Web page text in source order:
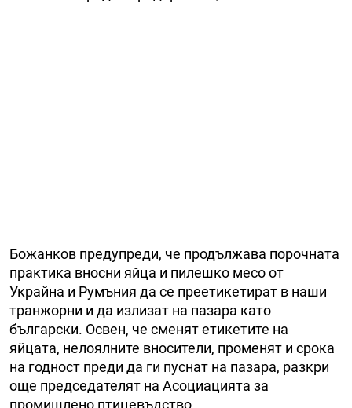
Божанков предупреди, че продължава порочната
практика вносни яйца и пилешко месо от
Украйна и Румъния да се преетикетират в наши
транжорни и да излизат на пазара като
български. Освен, че сменят етикетите на
яйцата, нелоялните вносители, променят и срока
на годност преди да ги пуснат на пазара, разкри
още председателят на Асоциацията за
промишлено птицевъдство.